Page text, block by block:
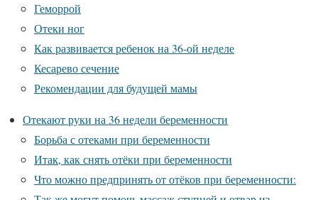
Геморрой
Отеки ног
Как развивается ребенок на 36-ой неделе
Кесарево сечение
Рекомендации для будущей мамы
Отекают руки на 36 недели беременности
Борьба с отеками при беременности
Итак, как снять отёки при беременности
Что можно предпринять от отёков при беременности: